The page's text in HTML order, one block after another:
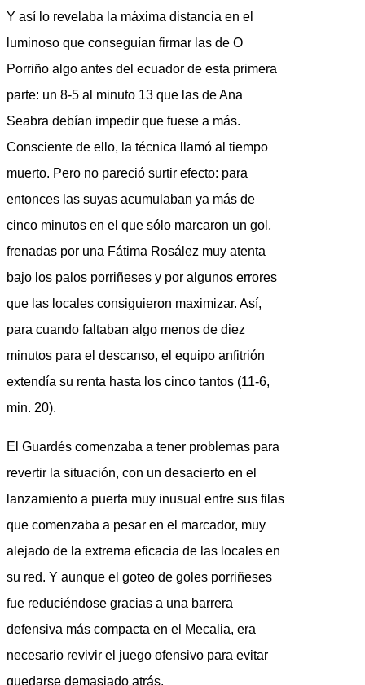
Y así lo revelaba la máxima distancia en el
luminoso que conseguían firmar las de O
Porriño algo antes del ecuador de esta primera
parte: un 8-5 al minuto 13 que las de Ana
Seabra debían impedir que fuese a más.
Consciente de ello, la técnica llamó al tiempo
muerto. Pero no pareció surtir efecto: para
entonces las suyas acumulaban ya más de
cinco minutos en el que sólo marcaron un gol,
frenadas por una Fátima Rosález muy atenta
bajo los palos porriñeses y por algunos errores
que las locales consiguieron maximizar. Así,
para cuando faltaban algo menos de diez
minutos para el descanso, el equipo anfitrión
extendía su renta hasta los cinco tantos (11-6,
min. 20).
El Guardés comenzaba a tener problemas para
revertir la situación, con un desacierto en el
lanzamiento a puerta muy inusual entre sus filas
que comenzaba a pesar en el marcador, muy
alejado de la extrema eficacia de las locales en
su red. Y aunque el goteo de goles porriñeses
fue reduciéndose gracias a una barrera
defensiva más compacta en el Mecalia, era
necesario revivir el juego ofensivo para evitar
quedarse demasiado atrás.